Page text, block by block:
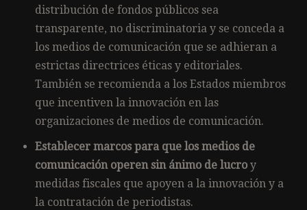
distribución de fondos públicos sea
transparente, no discriminatoria y se conceda a
los medios de comunicación que se adhieran a
estrictas directrices éticas y editoriales.
También se recomienda a los Estados miembros
que incentiven la innovación en las
organizaciones de medios de comunicación.
Establecer marcos para que los medios de
comunicación operen sin ánimo de lucro y
medidas fiscales que apoyen a la innovación y a
la contratación de periodistas.